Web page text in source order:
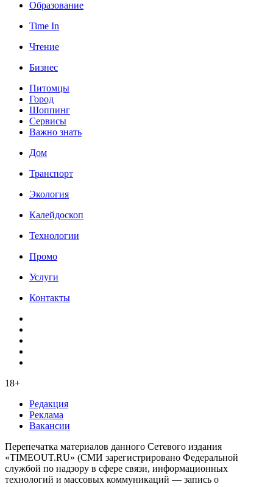
Образование
Time In
Чтение
Бизнес
Питомцы
Город
Шоппинг
Сервисы
Важно знать
Дом
Транспорт
Экология
Калейдоскоп
Технологии
Промо
Услуги
Контакты
18+
Редакция
Реклама
Вакансии
Перепечатка материалов данного Сетевого издания
«TIMEOUT.RU» (СМИ зарегистрировано Федеральной
службой по надзору в сфере связи, информационных
технологий и массовых коммуникаций — запись о